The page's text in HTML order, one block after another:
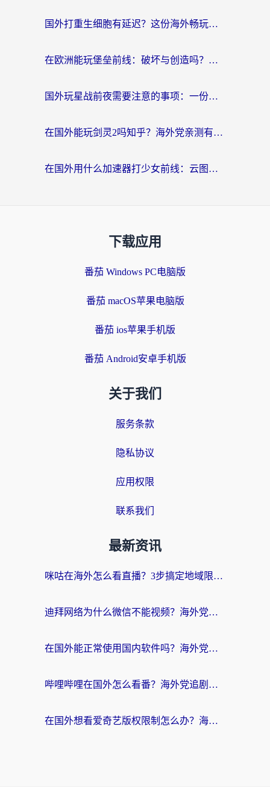
国外打重生细胞有延迟？这份海外畅玩国服游戏加速器终极指南请收好
在欧洲能玩堡垒前线：破坏与创造吗？海外党国服游戏不卡顿的秘密
国外玩星战前夜需要注意的事项：一份来自老玩家的网络生存指南
在国外能玩剑灵2吗知乎？海外党亲测有效的国服游戏加速指南
在国外用什么加速器打少女前线：云图计划不卡？一个老玩家的掏心分享
下载应用
番茄 Windows PC电脑版
番茄 macOS苹果电脑版
番茄 ios苹果手机版
番茄 Android安卓手机版
关于我们
服务条款
隐私协议
应用权限
联系我们
最新资讯
咪咕在海外怎么看直播？3步搞定地域限制，还能畅看腾讯视频与国内热剧
迪拜网络为什么微信不能视频？海外党必看的回国加速全攻略
在国外能正常使用国内软件吗？海外党亲测有效的无缝访问指南
哔哩哔哩在国外怎么看番？海外党追剧看片的终极解决方案
在国外想看爱奇艺版权限制怎么办？海外华人必看的追剧自由指南